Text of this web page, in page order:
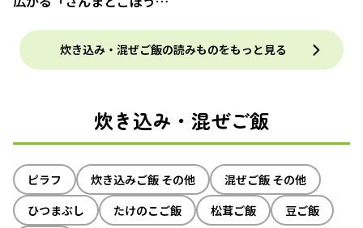
炊き込み・混ぜご飯の読みものをもっと見る
炊き込み・混ぜご飯
ピラフ 炊き込みご飯 その他
混ぜご飯 その他
ひつまぶし
たけのこご飯 松茸ご飯 豆ご飯